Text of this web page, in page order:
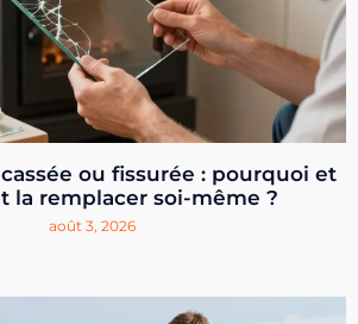
ou fissurée : pourquoi et
la remplacer soi-même ?
août 3, 2026